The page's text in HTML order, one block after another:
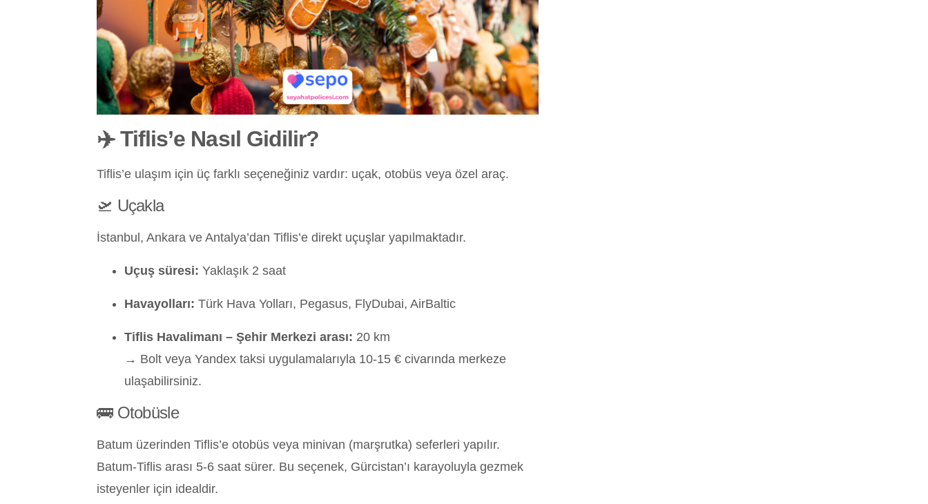
✈️ Tiflis’e Nasıl Gidilir?
Tiflis’e ulaşım için üç farklı seçeneğiniz vardır: uçak, otobüs veya özel araç.
🛫 Uçakla
İstanbul, Ankara ve Antalya’dan Tiflis’e direkt uçuşlar yapılmaktadır.
Uçuş süresi: Yaklaşık 2 saat
Havayolları: Türk Hava Yolları, Pegasus, FlyDubai, AirBaltic
Tiflis Havalimanı – Şehir Merkezi arası: 20 km
→ Bolt veya Yandex taksi uygulamalarıyla 10-15 € civarında merkeze
ulaşabilirsiniz.
🚌 Otobüsle
Batum üzerinden Tiflis’e otobüs veya minivan (marşrutka) seferleri yapılır.
Batum-Tiflis arası 5-6 saat sürer. Bu seçenek, Gürcistan’ı karayoluyla gezmek
isteyenler için idealdir.